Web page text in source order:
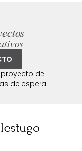
de:
de espera.